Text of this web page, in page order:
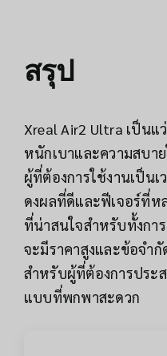
สรุป
Xreal Air2 Ultra เป็นแ
หนักเบาและความสบา
ผู้ที่ต้องการใช้งานเป็น
ดงผลที่ดีและฟีเจอร์ที่ห
ที่น่าสนใจสำหรับทั้งกา
จะมีราคาสูงและข้อจำ
สำหรับผู้ที่ต้องการประ
แบบที่พกพาสะดวก